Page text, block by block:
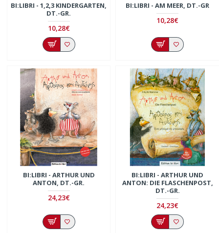
BI:LIBRI - 1,2,3 KINDERGARTEN,
DT.-GR.
10,28€
BI:LIBRI - AM MEER, DT.-GR
10,28€
BI:LIBRI - ARTHUR UND
ANTON, DT.-GR.
24,23€
BI:LIBRI - ARTHUR UND
ANTON: DIE FLASCHENPOST,
DT.-GR.
24,23€